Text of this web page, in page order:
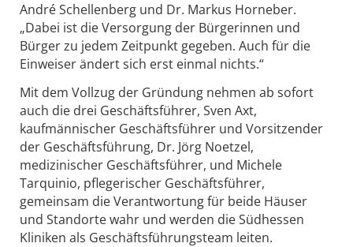
André Schellenberg und Dr. Markus Horneber.
„Dabei ist die Versorgung der Bürgerinnen und
Bürger zu jedem Zeitpunkt gegeben. Auch für die
Einweiser ändert sich erst einmal nichts.“
Mit dem Vollzug der Gründung nehmen ab sofort
auch die drei Geschäftsführer, Sven Axt,
kaufmännischer Geschäftsführer und Vorsitzender
der Geschäftsführung, Dr. Jörg Noetzel,
medizinischer Geschäftsführer, und Michele
Tarquinio, pflegerischer Geschäftsführer,
gemeinsam die Verantwortung für beide Häuser
und Standorte wahr und werden die Südhessen
Kliniken als Geschäftsführungsteam leiten.